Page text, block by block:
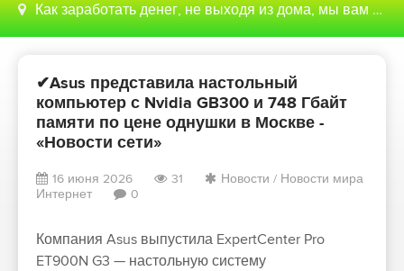
Как заработать денег, не выходя из дома, мы вам поможем с этим разобраться
✔Asus представила настольный
компьютер с Nvidia GB300 и 748 Гбайт
памяти по цене однушки в Москве -
«Новости сети»
16 июня 2026 31 Новости / Новости мира
Интернет
0
Компания Asus выпустила ExpertCenter Pro
ET900N G3 — настольную систему